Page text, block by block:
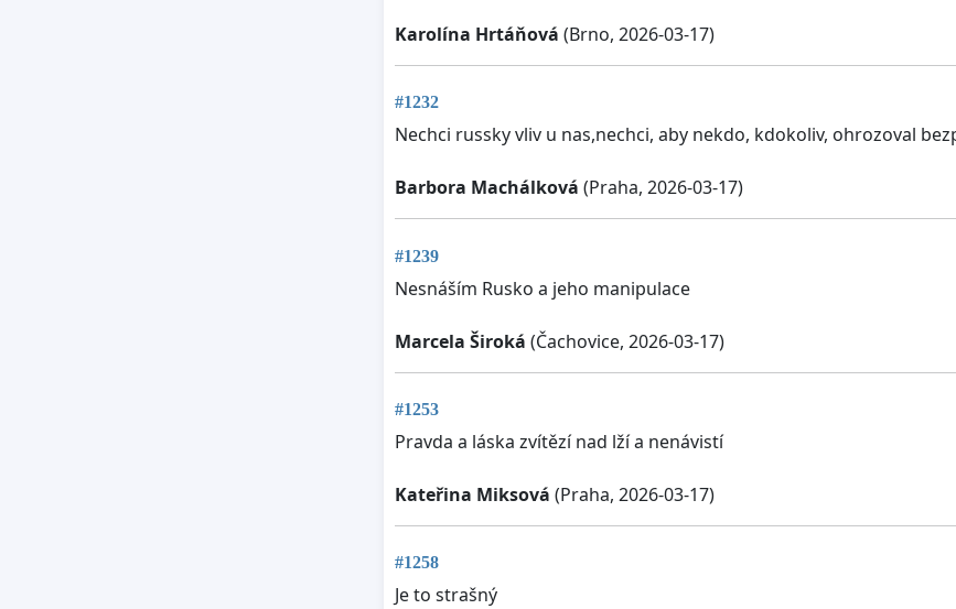
Karolína Hrtáňová (Brno, 2026-03-17)
#1232
Nechci russky vliv u nas,nechci, aby nekdo, kdokoliv, ohrozoval
Barbora Machálková (Praha, 2026-03-17)
#1239
Nesnáším Rusko a jeho manipulace
Marcela Široká (Čachovice, 2026-03-17)
#1253
Pravda a láska zvítězí nad lží a nenávistí
Kateřina Miksová (Praha, 2026-03-17)
#1258
Je to strašný